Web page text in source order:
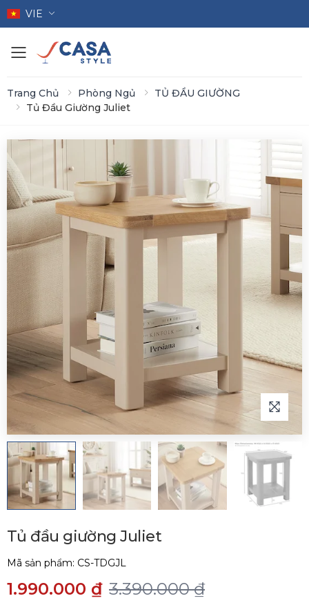
VIE
Toggle mobile menu
Trang Chủ Phòng Ngủ
TỦ ĐẦU GIƯỜNG
Tủ Đầu Giường Juliet
Tủ đầu giường Juliet
Mã sản phẩm: CS-TDGJL
1.990.000 ₫ 3.390.000 ₫